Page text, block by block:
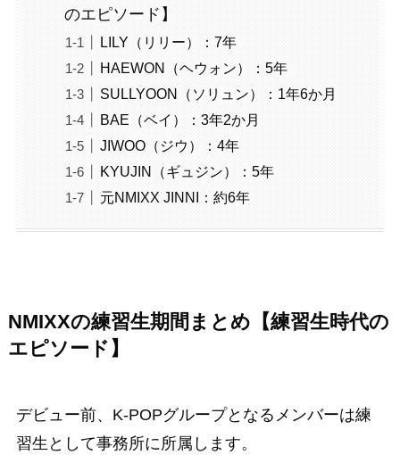
のエピソード】
LILY（リリー）：7年
HAEWON（ヘウォン）：5年
SULLYOON（ソリュン）：1年6か月
BAE（ベイ）：3年2か月
JIWOO（ジウ）：4年
KYUJIN（ギュジン）：5年
元NMIXX JINNI：約6年
NMIXXの練習生期間まとめ【練習生時代の
エピソード】
デビュー前、K-POPグループとなるメンバーは練
習生として事務所に所属します。